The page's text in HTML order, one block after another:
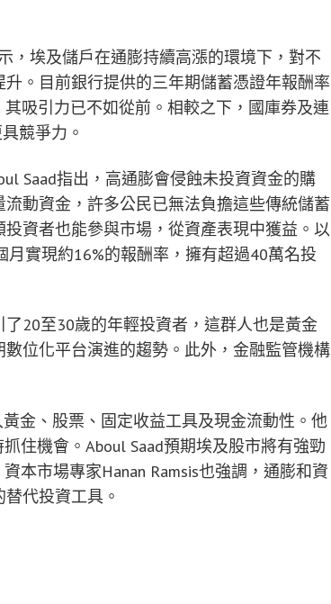
，埃及儲戶在通膨持續高漲的環境下，對不
。目前銀行提供的三年期儲蓄憑證年報酬率
吸引力已不如從前。相較之下，國庫券及連
競爭力。
Saad指出，高通膨會侵蝕未投資資金的購
動資金，許多公民已無法負擔這些傳統儲蓄
資者也能參與市場，從資產表現中獲益。以
實現約16%的報酬率，擁有超過40萬名投
20至30歲的年輕投資者，這群人也是黃金
位化平台演進的趨勢。此外，金融監管機構
金、股票、固定收益工具及現金流動性。他
住機會。Aboul Saad預期埃及股市將有強勁
本市場專家Hanan Ramsis也強調，通膨和資
代投資工具。